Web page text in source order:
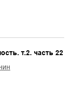
т.2. часть 22